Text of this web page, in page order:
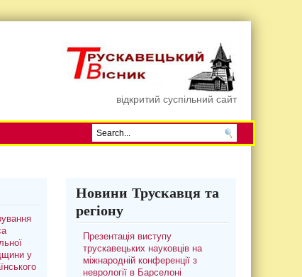
відкритий суспільний сайт
у
Новини Трускавця та
регіону
Презентація виступу
трускавецьких науковців на
міжнародній конференції з
неврології в Барселоні